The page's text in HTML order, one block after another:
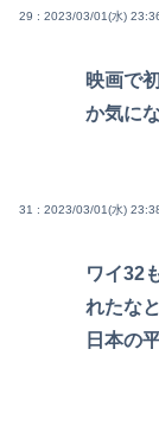
29 : 2023/03/01(水)
映画で
か気に
31 : 2023/03/01(水)
ワイ32
れたな
日本の